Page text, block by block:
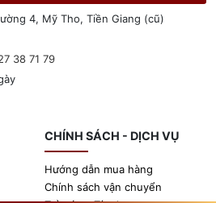
4, Mỹ Tho, Tiền Giang (cũ)
38 71 79
CHÍNH SÁCH - DỊCH VỤ
Hướng dẫn mua hàng
Chính sách vận chuyển